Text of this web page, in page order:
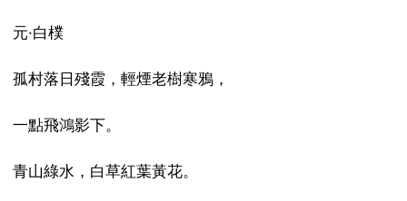
元·白樸
孤村落日殘霞，輕煙老樹寒鴉，
一點飛鴻影下。
青山綠水，白草紅葉黃花。